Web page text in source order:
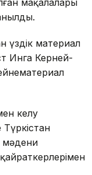
мақалалары
үздік материал
Инга Керней-
келу
мәдени